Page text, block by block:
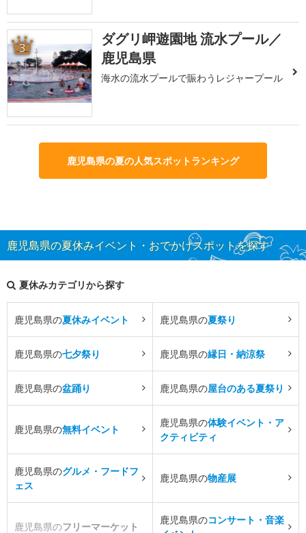
3
ダグリ岬遊園地 流水プール／
鹿児島県
海水の流水プールで賑わうレジャープール
鹿児島県の夏の人気スポットランキング
鹿児島県の夏休みイベント・おでかけスポットを探す
夏休みカテゴリから探す
鹿児島県の夏休みイベント 鹿児島県の夏祭り
鹿児島県の七夕祭り 鹿児島県の縁日・納涼祭
鹿児島県の盆踊り 鹿児島県の屋台のある夏祭り
鹿児島県の無料イベント
鹿児島県の体験イベント・ア
クティビティ
鹿児島県のグルメ・フードフ
ェス
鹿児島県の物産展
鹿児島県のフリーマーケット
鹿児島県のコンサート・音楽